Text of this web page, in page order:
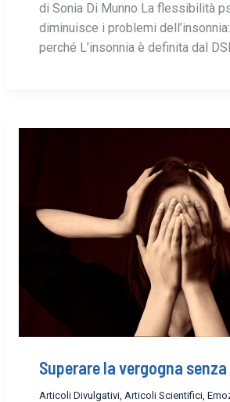
di Sonia Di Munno La flessibilità
diminuisce i problemi
perché L’insonnia è definita dal
Superare la vergogna
Articoli Divulgativi, Articoli Scientifici,